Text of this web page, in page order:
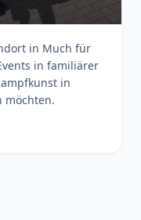
in Much für
in familiärer
in
möchten.